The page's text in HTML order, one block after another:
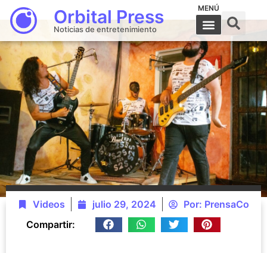
Orbital Press
Noticias de entretenimiento
MENÚ
Videos julio 29, 2024 Por: PrensaCo
Compartir: